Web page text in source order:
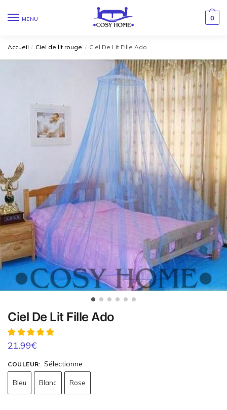
MENU 0
Accueil / Ciel de lit rouge / Ciel De Lit Fille Ado
Ciel De Lit Fille Ado
21.99€
COULEUR: Sélectionne
Bleu Blanc Rose